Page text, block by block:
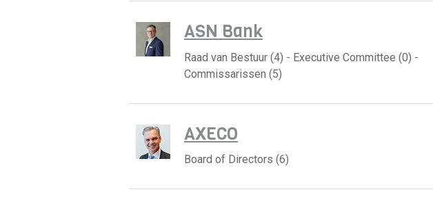
ASN Bank
Raad van Bestuur (4) - Executive Committee (0) -
Commissarissen (5)
AXECO
Board of Directors (6)